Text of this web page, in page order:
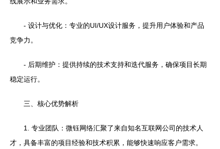
- 设计与优化：专业的UI/UX设计服务，提升用户体验和产品
竞争力。
- 后期维护：提供持续的技术支持和迭代服务，确保项目长期
稳定运行。
三、核心优势解析
1. 专业团队：微钰网络汇聚了来自知名互联网公司的技术人
才，具备丰富的项目经验和技术积累，能够快速响应客户需求。